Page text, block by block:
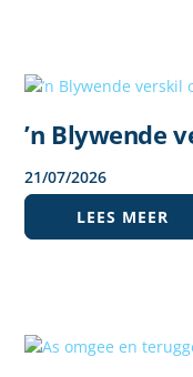
’n Blywende
21/07/2026
LEES MEER